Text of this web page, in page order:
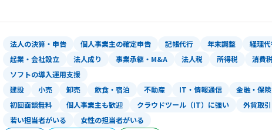
法人の決算・申告 個人事業主の確定申告 記帳代行 年末調整 経理
起業・会社設立
法人成り 事業承継・M&A 法人税 所得税 消費
ソフトの導入運用支援
建設
小売 卸売 飲食・宿泊 不動産 IT・情報通信 金融・保険
初回面談無料
個人事業主も歓迎 クラウドツール（IT）に強い 外貨取
若い担当者がいる
女性の担当者がいる